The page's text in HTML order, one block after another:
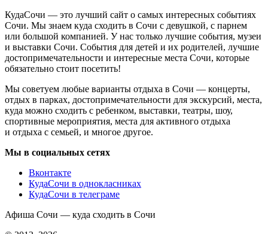
КудаСочи — это лучший сайт о самых интересных событиях
Сочи. Мы знаем куда сходить в Сочи с девушкой, с парнем
или большой компанией. У нас только лучшие события, музеи
и выставки Сочи. События для детей и их родителей, лучшие
достопримечательности и интересные места Сочи, которые
обязательно стоит посетить!
Мы советуем любые варианты отдыха в Сочи — концерты,
отдых в парках, достопримечательности для экскурсий, места,
куда можно сходить с ребенком, выставки, театры, шоу,
спортивные мероприятия, места для активного отдыха
и отдыха с семьей, и многое другое.
Мы в социальных сетях
Вконтакте
КудаСочи в однокласниках
КудаСочи в телеграме
Афиша Сочи — куда сходить в Сочи